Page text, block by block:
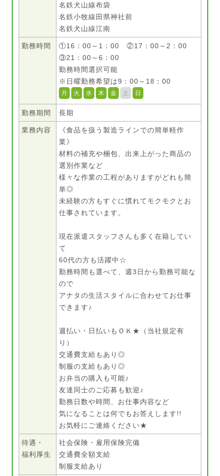
名鉄犬山線布袋
名鉄小牧線田県神社前
名鉄犬山線江南
勤務時間
①16：00～1：00 ②17：00～2：00
③21：00～6：00
勤務時間選択可能
※日曜勤務希望は9：00～18：00
月 火 水 木 金 土 日
勤務期間 長期
業務内容
《食品を扱う製造ラインでの簡単軽作
業》
材料の補充や梱包、出来上がった商品の
選別作業など
様々な作業の工程がありますがどれも簡
単◎
未経験の方もすぐに慣れてモクモクとお
仕事されています。
現在派遣スタッフさんも多く在籍してい
て
60代の方も活躍中☆
勤務時間も選べて、週3日から勤務可能な
ので
アナタの生活スタイルに合わせてお仕事
できます♪
週払い・日払いもＯＫ★（当社規定有
り）
交通費支給もあり◎
制服の支給もあり◎
お弁当の購入も可能♪
友達同士のご応募も歓迎♪
勤務日数や時間、お仕事内容など
気になることは何でもお答えします!!
お気軽にご連絡ください★
待遇・
福利厚生
社会保険・雇用保険完備
交通費全額支給
制服支給あり